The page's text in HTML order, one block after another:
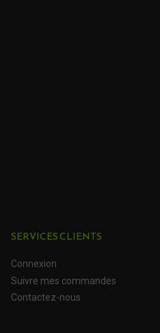
SERVICES CLIENTS
Connexion
Suivre mes commandes
Contactez-nous